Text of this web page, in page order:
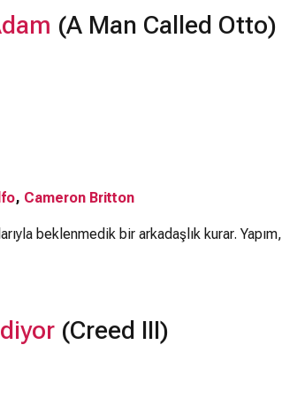
(A Man Called Otto)
, Cameron Britton
beklenmedik bir arkadaşlık kurar. Yapım,
(Creed III)